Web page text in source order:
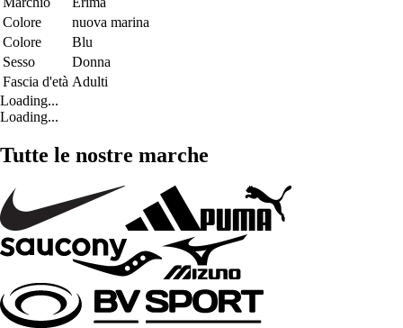
Colore
nuova marina
Colore
Blu
Sesso
Donna
Fascia d'età Adulti
Loading...
Loading...
Tutte le nostre marche